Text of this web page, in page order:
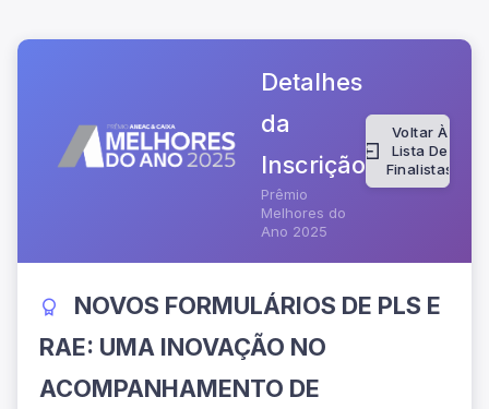
Detalhes
da
Inscrição
Prêmio
Melhores do
Ano 2025
Voltar À
Lista De
Finalistas
NOVOS FORMULÁRIOS DE PLS E
RAE: UMA INOVAÇÃO NO
ACOMPANHAMENTO DE